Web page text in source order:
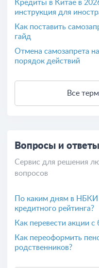
Кредиты в Китае в
инструкция для
Как поставить
гайд
Отмена самозапрета
порядок действий
Все
Вопросы и ответы
Сервис для решения
вопросов
По каким дням в НБКИ обновляются базы
кредитного рейтинга?
Как перевести акции
Как переоформить
родственников?